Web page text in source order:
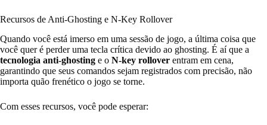
Recursos de Anti-Ghosting e N-Key Rollover
Quando você está imerso em uma sessão de jogo, a última coisa que
você quer é perder uma tecla crítica devido ao ghosting. É aí que a
tecnologia anti-ghosting e o N-key rollover entram em cena,
garantindo que seus comandos sejam registrados com precisão, não
importa quão frenético o jogo se torne.
Com esses recursos, você pode esperar: